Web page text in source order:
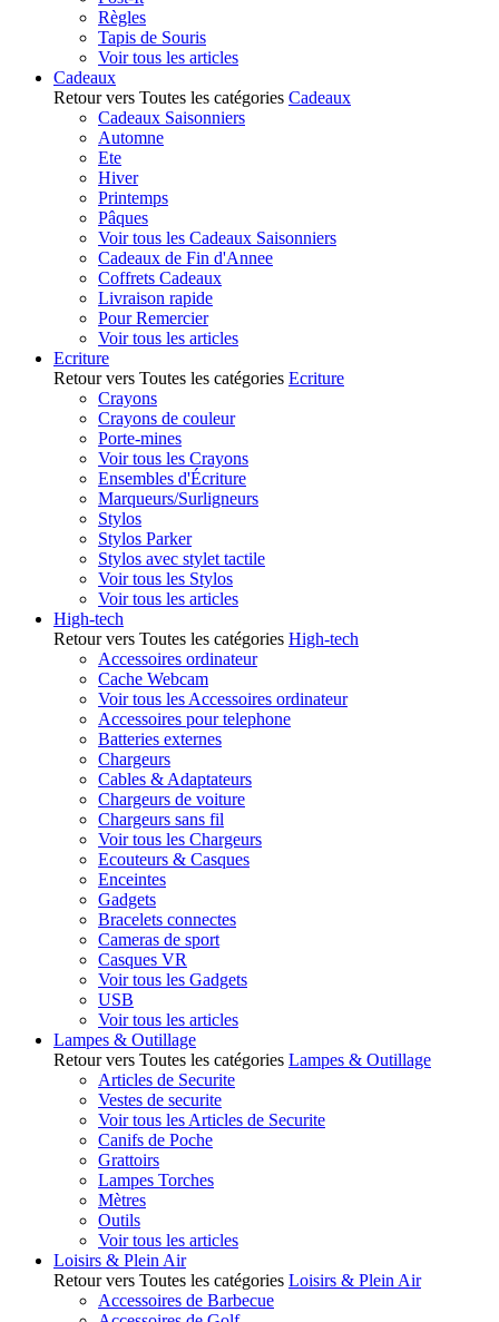
Règles
Tapis de Souris
Voir tous les articles
Cadeaux
Retour vers Toutes les catégories Cadeaux
Cadeaux Saisonniers
Automne
Ete
Hiver
Printemps
Pâques
Voir tous les Cadeaux Saisonniers
Cadeaux de Fin d'Annee
Coffrets Cadeaux
Livraison rapide
Pour Remercier
Voir tous les articles
Ecriture
Retour vers Toutes les catégories Ecriture
Crayons
Crayons de couleur
Porte-mines
Voir tous les Crayons
Ensembles d'Écriture
Marqueurs/Surligneurs
Stylos
Stylos Parker
Stylos avec stylet tactile
Voir tous les Stylos
Voir tous les articles
High-tech
Retour vers Toutes les catégories High-tech
Accessoires ordinateur
Cache Webcam
Voir tous les Accessoires ordinateur
Accessoires pour telephone
Batteries externes
Chargeurs
Cables & Adaptateurs
Chargeurs de voiture
Chargeurs sans fil
Voir tous les Chargeurs
Ecouteurs & Casques
Enceintes
Gadgets
Bracelets connectes
Cameras de sport
Casques VR
Voir tous les Gadgets
USB
Voir tous les articles
Lampes & Outillage
Retour vers Toutes les catégories Lampes & Outillage
Articles de Securite
Vestes de securite
Voir tous les Articles de Securite
Canifs de Poche
Grattoirs
Lampes Torches
Mètres
Outils
Voir tous les articles
Loisirs & Plein Air
Retour vers Toutes les catégories Loisirs & Plein Air
Accessoires de Barbecue